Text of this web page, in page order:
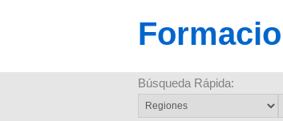
Búsqueda Rápida: